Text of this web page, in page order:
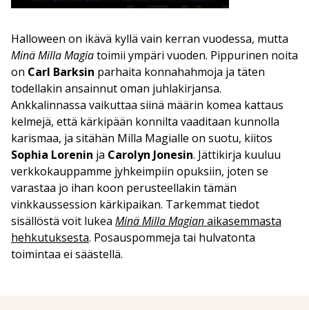
Halloween on ikävä kyllä vain kerran vuodessa, mutta
Minä Milla Magiatoimii ympäri vuoden. Pippurinen noita
on Carl Barksin parhaita konnahahmoja ja täten
todellakin ansainnut oman juhlakirjansa.
Ankkalinnassa vaikuttaa siinä määrin komea kattaus
kelmejä, että kärkipään konnilta vaaditaan kunnolla
karismaa, ja sitähän Milla Magialle on suotu, kiitos
Sophia Lorenin ja Carolyn Jonesin. Jättikirja kuuluu
verkkokauppamme jyhkeimpiin opuksiin, joten se
varastaa jo ihan koon perusteellakin tämän
vinkkaussession kärkipaikan. Tarkemmat tiedot
sisällöstä voit lukea Minä Milla Magianaikasemmasta
hehkutuksesta. Posauspommeja tai hulvatonta
toimintaa ei säästellä.